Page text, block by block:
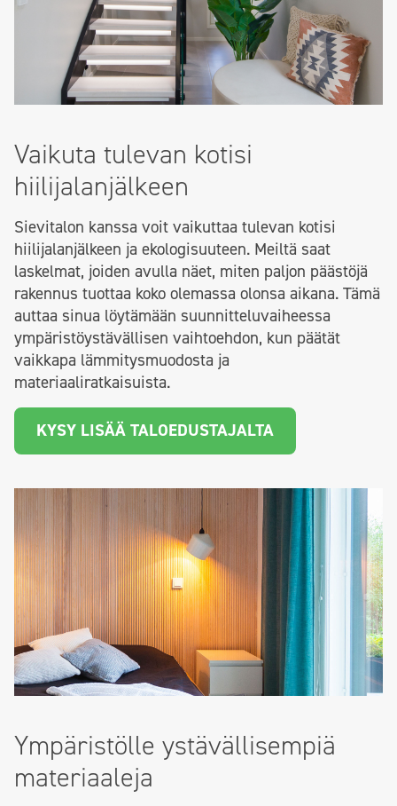
Vaikuta tulevan kotisi
hiilijalanjälkeen
Sievitalon kanssa voit vaikuttaa tulevan kotisi
hiilijalanjälkeen ja ekologisuuteen. Meiltä saat
laskelmat, joiden avulla näet, miten paljon päästöjä
rakennus tuottaa koko olemassa olonsa aikana. Tämä
auttaa sinua löytämään suunnitteluvaiheessa
ympäristöystävällisen vaihtoehdon, kun päätät
vaikkapa lämmitysmuodosta ja
materiaaliratkaisuista.
KYSY LISÄÄ TALOEDUSTAJALTA
Ympäristölle ystävällisempiä
materiaaleja